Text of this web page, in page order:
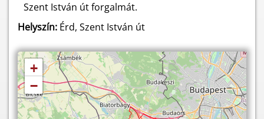
Szent István út forgalmát.
Helyszín: Érd, Szent István út
+
−